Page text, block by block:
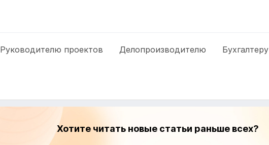
Руководителю проектов Делопроизводителю Бухгалтеру
Хотите читать новые статьи раньше всех?